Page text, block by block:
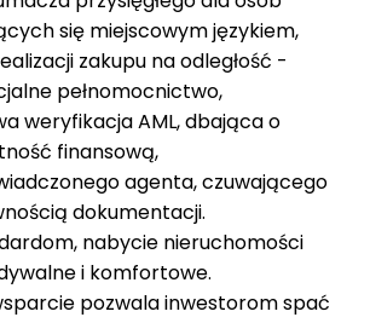
się miejscowym językiem,
zakupu na odległość -
pełnomocnictwo,
weryfikacja AML, dbająca o
finansową,
agenta, czuwającego
dokumentacji.
nabycie nieruchomości
i komfortowe.
pozwala inwestorom spać